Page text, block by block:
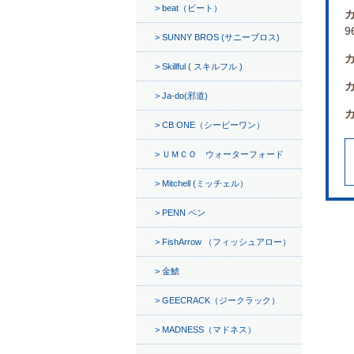
beat（ビート）
SUNNY BROS (サニーブロス)
Skillful ( スキルフル )
Ja-do(邪道)
CB ONE（シービーワン）
ＵＭＣＯ ウォーターフォード
Mitchell (ミッチェル）
PENN ペン
FishArrow （フィッシュアロー）
金鯱
GEECRACK（ジークラック）
MADNESS（マドネス）